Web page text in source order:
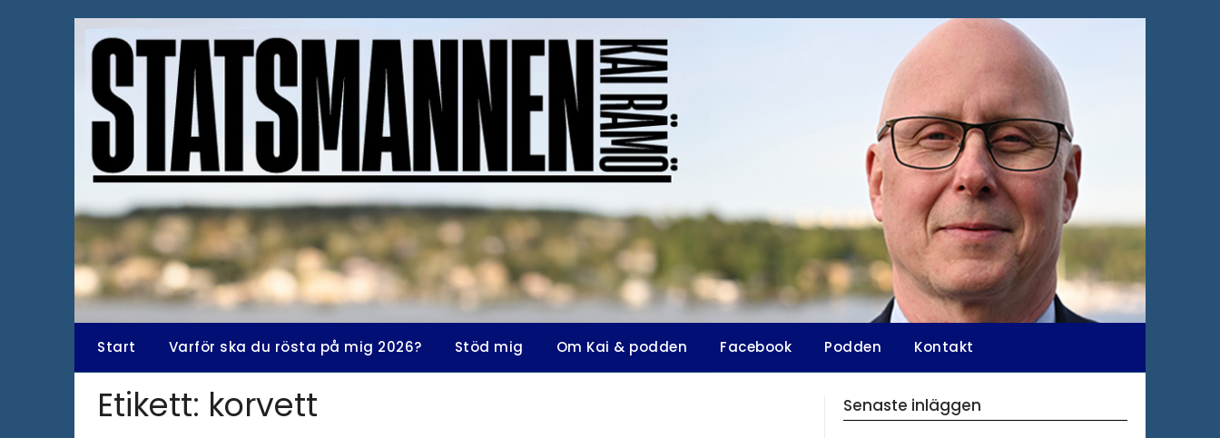
Start Varför ska du rösta på mig 2026? Stöd mig Om Kai & podden Facebook Podden Kontakt
Etikett: korvett Senaste inläggen